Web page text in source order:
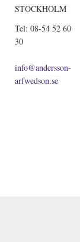
STOCKHOLM
Tel: 08-54 52 60
30
info@andersson-
arfwedson.se